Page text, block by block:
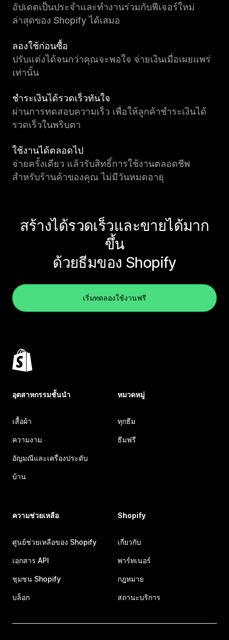
อัปเดตเป็นประจำและทำงานร่วมกับฟีเจอร์ใหม่
ล่าสุดของ Shopify ได้เสมอ
ลองใช้ก่อนซื้อ
ปรับแต่งได้จนกว่าคุณจะพอใจ จ่ายเงินเมื่อเผยแพร่
เท่านั้น
ชำระเงินได้รวดเร็วทันใจ
ผ่านการทดสอบความเร็ว เพื่อให้ลูกค้าชำระเงินได้
รวดเร็วในพริบตา
ใช้งานได้ตลอดไป
จ่ายครั้งเดียว แล้วรับสิทธิ์การใช้งานตลอดชีพ
สำหรับร้านค้าของคุณ ไม่มีวันหมดอายุ
สร้างได้รวดเร็วและขายได้มาก
ขึ้น
ด้วยธีมของ Shopify
เริ่มทดลองใช้งานฟรี
อุตสาหกรรมชั้นนำ
เสื้อผ้า
ความงาม
อัญมณีและเครื่องประดับ
บ้าน
หมวดหมู่
ทุกธีม
ธีมฟรี
ความช่วยเหลือ
ศูนย์ช่วยเหลือของ Shopify
เอกสาร API
ชุมชน Shopify
บล็อก
Shopify
เกี่ยวกับ
พาร์ทเนอร์
กฎหมาย
สถานะบริการ